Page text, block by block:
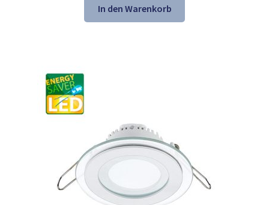
war:
21,61 €
ist:
13,98 €.
In den Warenkorb